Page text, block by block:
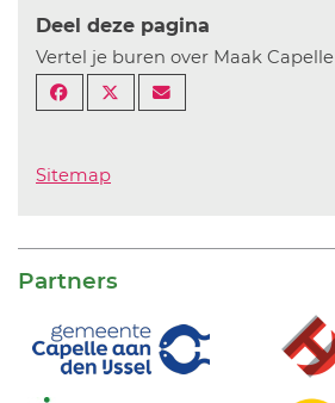
Deel deze pagina
Vertel je buren over Maak Capelle
Sitemap
Partners